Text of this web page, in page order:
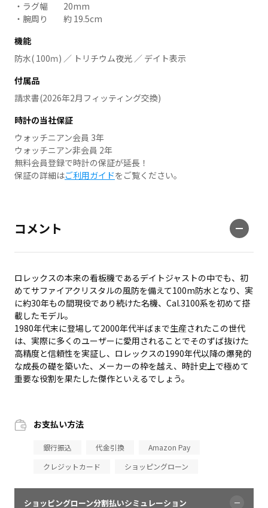
ラグ幅
20mm
腕周り
約 19.5cm
機能
防水( 100ｍ) ／ トリチウム夜光 ／ デイト表示
付属品
請求書(2026年2月フィッティング交換)
時計の当社保証
ウォッチニアン会員 3年
ウォッチニアン非会員 2年
無料会員登録で時計の保証が延長！
保証の詳細はご利用ガイドをご覧ください。
コメント
ロレックスの本来の看板機であるデイトジャストの中でも、初
めてサファイアクリスタルの風防を備えて100m防水となり、実
に約30年もの間現役であり続けた名機、Cal.3100系を初めて搭
載したモデル。
1980年代末に登場して2000年代半ばまで生産されたこの世代
は、実際に多くのユーザーに愛用されることでそのずば抜けた
高精度と信頼性を実証し、ロレックスの1990年代以降の爆発的
な成長の礎を築いた、メーカーの枠を越え、時計史上で極めて
重要な役割を果たした傑作といえるでしょう。
お支払い方法
銀行振込 代金引換
Amazon Pay
クレジットカード
ショッピングローン
ショッピングローン分割払いシミュレーション